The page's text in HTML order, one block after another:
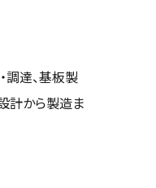
調達、基板製
計から製造ま